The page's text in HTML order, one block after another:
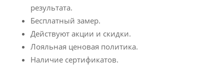
результата.
Бесплатный замер.
Действуют акции и скидки.
Лояльная ценовая политика.
Наличие сертификатов.